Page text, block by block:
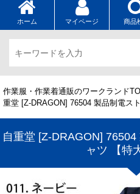
ホーム マイページ 商品
作業服・作業着通販のワークランド
重堂 [Z-DRAGON] 76504 製品制電ス
自重堂 [Z-DRAGON]
ャツ 【特